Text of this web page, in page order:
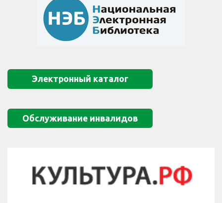
Электронный каталог
Обслуживание инвалидов